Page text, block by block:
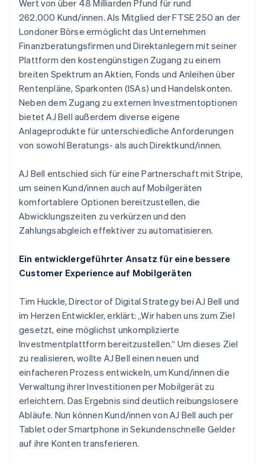
Betrugsprävention
Atlas
Start-up-Gründung
Climate
CO₂-Entnahme
Identity
Online-Identitätsprüfung
Erfahren Sie, wie Stripe Lösungen für die
Ecosystem
Partner
Stripe App-Marktplatz
Wert von über 48 Milliarden Pfund für rund
262.000 Kund/innen. Als Mitglied der FTSE 250 an der
Londoner Börse ermöglicht das Unternehmen
Finanzberatungsfirmen und Direktanlegern mit seiner
Plattform den kostengünstigen Zugang zu einem
breiten Spektrum an Aktien, Fonds und Anleihen über
Rentenpläne, Sparkonten (ISAs) und Handelskonten.
Neben dem Zugang zu externen Investmentoptionen
bietet AJ Bell außerdem diverse eigene
Anlageprodukte für unterschiedliche Anforderungen
von sowohl Beratungs- als auch Direktkund/innen.
AJ Bell entschied sich für eine Partnerschaft mit Stripe,
um seinen Kund/innen auch auf Mobilgeräten
komfortablere Optionen bereitzustellen, die
Abwicklungszeiten zu verkürzen und den
Zahlungsabgleich effektiver zu automatisieren.
Ein entwicklergeführter Ansatz für eine bessere
Customer Experience auf Mobilgeräten
Tim Huckle, Director of Digital Strategy bei AJ Bell und
im Herzen Entwickler, erklärt: „Wir haben uns zum Ziel
gesetzt, eine möglichst unkomplizierte
Investmentplattform bereitzustellen.“ Um dieses Ziel
zu realisieren, wollte AJ Bell einen neuen und
einfacheren Prozess entwickeln, um Kund/innen die
Verwaltung ihrer Investitionen per Mobilgerät zu
erleichtern. Das Ergebnis sind deutlich reibungslosere
Abläufe. Nun können Kund/innen von AJ Bell auch per
Tablet oder Smartphone in Sekundenschnelle Gelder
auf ihre Konten transferieren.